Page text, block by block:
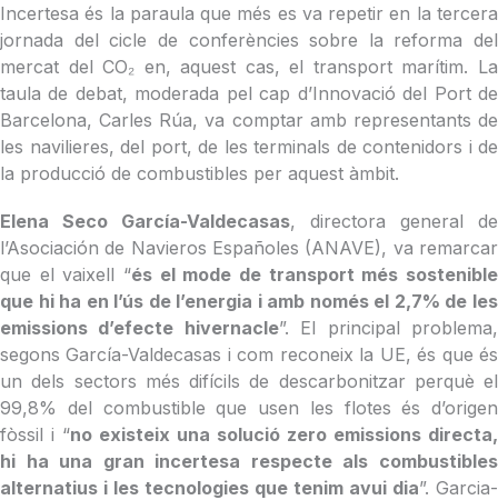
Incertesa és la paraula que més es va repetir en la tercera
jornada del cicle de conferències sobre la reforma del
mercat del CO₂ en, aquest cas, el transport marítim. La
taula de debat, moderada pel cap d’Innovació del Port de
Barcelona, Carles Rúa, va comptar amb representants de
les navilieres, del port, de les terminals de contenidors i de
la producció de combustibles per aquest àmbit.
Elena Seco García-Valdecasas, directora general de
l’Asociación de Navieros Españoles (ANAVE), va remarcar
que el vaixell “és el mode de transport més sostenible
que hi ha en l’ús de l’energia i amb només el 2,7% de les
emissions d’efecte hivernacle”. El principal problema,
segons García-Valdecasas i com reconeix la UE, és que és
un dels sectors més difícils de descarbonitzar perquè el
99,8% del combustible que usen les flotes és d’origen
fòssil i “no existeix una solució zero emissions directa,
hi ha una gran incertesa respecte als combustibles
alternatius i les tecnologies que tenim avui dia”. Garcia-